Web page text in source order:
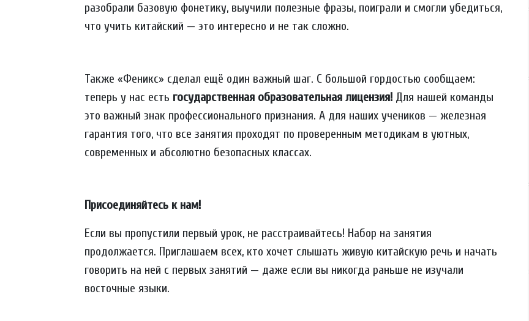
разобрали базовую фонетику, выучили полезные фразы, поиграли и смогли убедиться,
что учить китайский — это интересно и не так сложно.
Также «Феникс» сделал ещё один важный шаг. С большой гордостью сообщаем:
теперь у нас есть государственная образовательная лицензия! Для нашей команды
это важный знак профессионального признания. А для наших учеников — железная
гарантия того, что все занятия проходят по проверенным методикам в уютных,
современных и абсолютно безопасных классах.
Присоединяйтесь к нам!
Если вы пропустили первый урок, не расстраивайтесь! Набор на занятия
продолжается. Приглашаем всех, кто хочет слышать живую китайскую речь и начать
говорить на ней с первых занятий — даже если вы никогда раньше не изучали
восточные языки.